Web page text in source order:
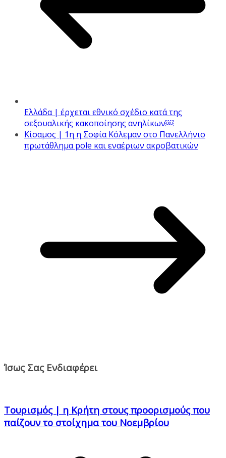
Ελλάδα | έρχεται εθνικό σχέδιο κατά της
σεξουαλικής κακοποίησης ανηλίκων￼
Κίσαμος | 1η η Σοφία Κόλεμαν στο Πανελλήνιο
πρωτάθλημα pole και εναέριων ακροβατικών
Ίσως Σας Ενδιαφέρει
Τουρισμός | η Κρήτη στους προορισμούς που
παίζουν το στοίχημα του Νοεμβρίου